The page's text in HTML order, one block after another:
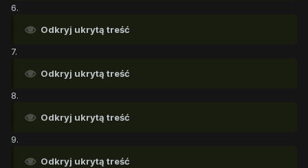
6.
Odkryj ukrytą treść
7.
Odkryj ukrytą treść
8.
Odkryj ukrytą treść
9.
Odkryj ukrytą treść